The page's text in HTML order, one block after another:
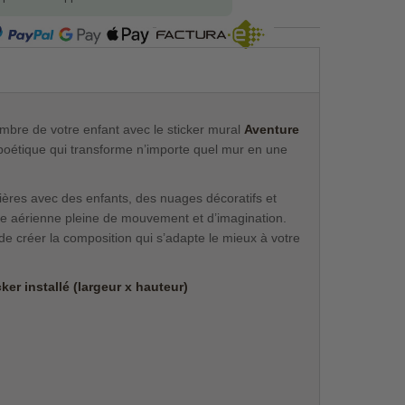
SEGURA
de votre enfant avec le sticker mural Aventure
qui transforme n’importe quel mur en une
avec des enfants, des nuages décoratifs et
pleine de mouvement et d’imagination.
créer la composition qui s’adapte le mieux à votre
installé (largeur x hauteur)